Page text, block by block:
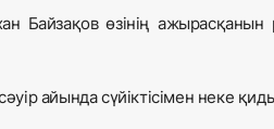
Байзақов өзінің
айында сүйіктісімен неке